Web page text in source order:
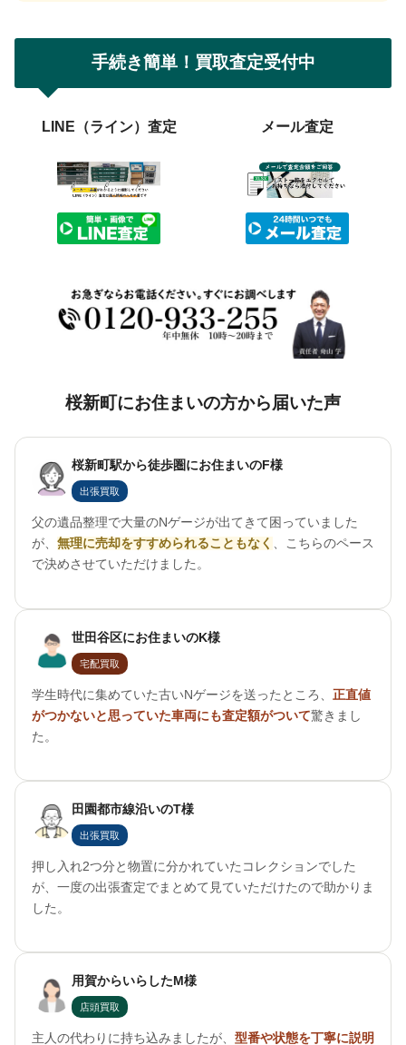
手続き簡単！買取査定受付中
LINE（ライン）査定 メール査定
桜新町にお住まいの方から届いた声
桜新町駅から徒歩圏にお住まいのF様
出張買取
父の遺品整理で大量のNゲージが出てきて困っていました
が、 無理に売却をすすめられることもなく 、こちらのペース
で決めさせていただけました。
世田谷区にお住まいのK様
宅配買取
学生時代に集めていた古いNゲージを送ったところ、 正直値
がつかないと思っていた車両にも査定額がついて驚きまし
た。
田園都市線沿いのT様
出張買取
押し入れ2つ分と物置に分かれていたコレクションでした
が、一度の出張査定でまとめて見ていただけたので助かりま
した。
用賀からいらしたM様
店頭買取
主人の代わりに持ち込みましたが、 型番や状態を丁寧に説明